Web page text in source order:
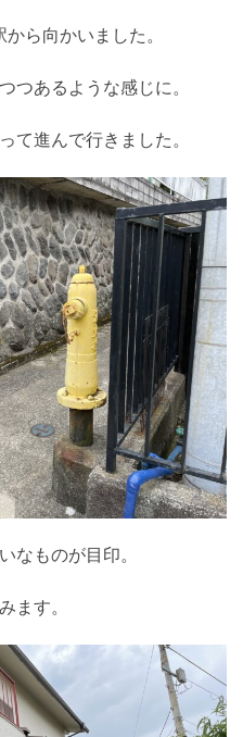
ら向かいました。
つあるような感じに。
て進んで行きました。
なものが目印。
ます。